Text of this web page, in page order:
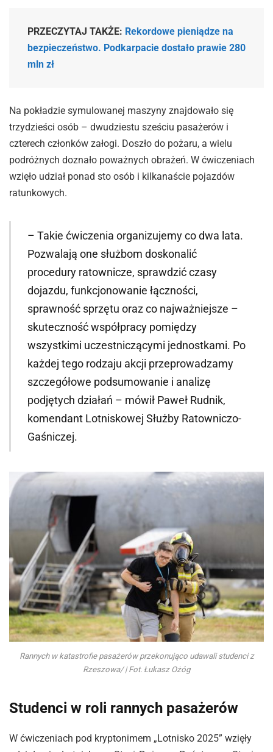
PRZECZYTAJ TAKŻE: Rekordowe pieniądze na
bezpieczeństwo. Podkarpacie dostało prawie 280
mln zł
Na pokładzie symulowanej maszyny znajdowało się
trzydzieści osób – dwudziestu sześciu pasażerów i
czterech członków załogi. Doszło do pożaru, a wielu
podróżnych doznało poważnych obrażeń. W ćwiczeniach
wzięło udział ponad sto osób i kilkanaście pojazdów
ratunkowych.
– Takie ćwiczenia organizujemy co dwa lata.
Pozwalają one służbom doskonalić
procedury ratownicze, sprawdzić czasy
dojazdu, funkcjonowanie łączności,
sprawność sprzętu oraz co najważniejsze –
skuteczność współpracy pomiędzy
wszystkimi uczestniczącymi jednostkami. Po
każdej tego rodzaju akcji przeprowadzamy
szczegółowe podsumowanie i analizę
podjętych działań – mówił Paweł Rudnik,
komendant Lotniskowej Służby Ratowniczo-
Gaśniczej.
Rannych w katastrofie pasażerów przekonująco udawali studenci z
Rzeszowa/ | Fot. Łukasz Ożóg
Studenci w roli rannych pasażerów
W ćwiczeniach pod kryptonimem „Lotnisko 2025” wzięły